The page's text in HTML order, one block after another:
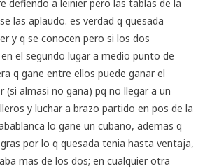
defiendo a leinier pero las tablas de la
las aplaudo. es verdad q quesada
y q se conocen pero si los dos
el segundo lugar a medio punto de
q gane entre ellos puede ganar el
almasi no gana) pq no llegar a un
y luchar a brazo partido en pos de la
lo gane un cubano, ademas q
por lo q quesada tenia hasta ventaja,
mas de los dos; en cualquier otra